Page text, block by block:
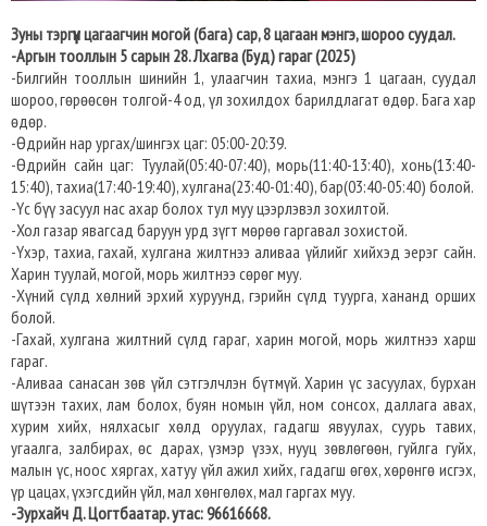
Зуны тэргүүн цагаагчин могой (бага) сар, 8 цагаан мэнгэ, шороо суудал.
-Аргын тооллын 5 сарын 28. Лхагва (Буд) гараг (2025)
-Билгийн тооллын шинийн 1, улаагчин тахиа, мэнгэ 1 цагаан, суудал
шороо, гөрөөсөн толгой-4 од, үл зохилдох барилдлагат өдөр. Бага хар
өдөр.
-Өдрийн нар ургах/шингэх цаг: 05:00-20:39.​
-Өдрийн сайн цаг: Туулай(05:40-07:40), морь(11:40-13:40), хонь(13:40-
15:40), тахиа(17:40-19:40), хулгана(23:40-01:40), бар(03:40-05:40) болой.
-Үс бүү засуул нас ахар болох тул муу цээрлэвэл зохилтой.
-Хол газар явагсад баруун урд зүгт мөрөө гаргавал зохистой.
-Үхэр, тахиа, гахай, хулгана жилтнээ аливаа үйлийг хийхэд эерэг сайн.
Харин туулай, могой, морь жилтнээ сөрөг муу.
-Хүний сүлд хөлний эрхий хуруунд, гэрийн сүлд туурга, хананд орших
болой.
-Гахай, хулгана жилтний сүлд гараг, харин могой, морь жилтнээ харш
гараг.
-Аливаа санасан зөв үйл сэтгэлчлэн бүтмүй. Харин үс засуулах, бурхан
шүтээн тахих, лам болох, буян номын үйл, ном сонсох, даллага авах,
хурим хийх, нялхасыг хөлд оруулах, гадагш явуулах, суурь тавих,
угаалга, залбирах, өс дарах, үзмэр үзэх, нууц зөвлөгөөн, гуйлга гуйх,
малын үс, ноос хяргах, хатуу үйл ажил хийх, гадагш өгөх, хөрөнгө исгэх,
үр цацах, үхэгсдийн үйл, мал хөнгөлөх, мал гаргах муу.
-Зурхайч Д. Цогтбаатар. утас: 96616668.